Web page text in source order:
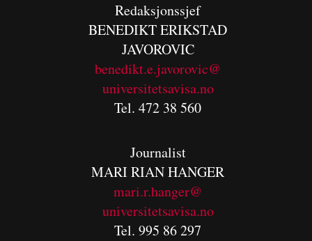
Redaksjonssjef
BENEDIKTERIKSTAD
JAVOROVIC
benedikt.e.javorovic@
universitetsavisa.no
Tel. 472 38 560
Journalist
MARI RIAN HANGER
mari.r.hanger@
universitetsavisa.no
Tel. 995 86 297